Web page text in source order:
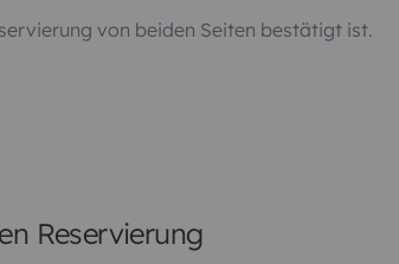
von beiden Seiten bestätigt ist.
Reservierung